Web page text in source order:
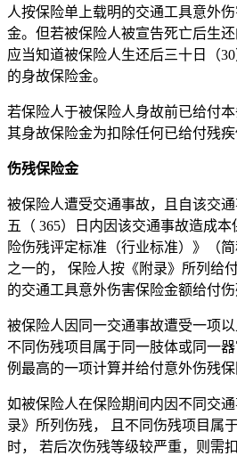
人按保险单上载明的交通工具意外
金。但若被保险人被宣告死亡后生
应当知道被保险人生还后三十日（
的身故保险金。
若保险人于被保险人身故前已给付
其身故保险金为扣除任何已给付残疾
伤残保险金
被保险人遭受交通事故，且自该交
五（ 365）日内因该交通事故造成
险伤残评定标准（行业标准）》（
之一的， 保险人按《附录》所列给
的交通工具意外伤害保险金额给付伤
被保险人因同一交通事故遭受一项
不同伤残项目属于同一肢体或同一
例最高的一项计算并给付意外伤残保
如被保险人在保险期间内因不同交
录》所列伤残， 且不同伤残项目属
时， 若后次伤残等级较严重，则需